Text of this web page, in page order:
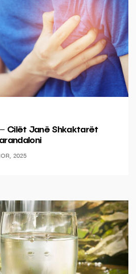
Cilët Janë Shkaktarët
2025